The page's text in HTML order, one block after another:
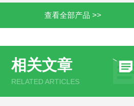
查看全部产品 >>
相关文章
RELATED ARTICLES